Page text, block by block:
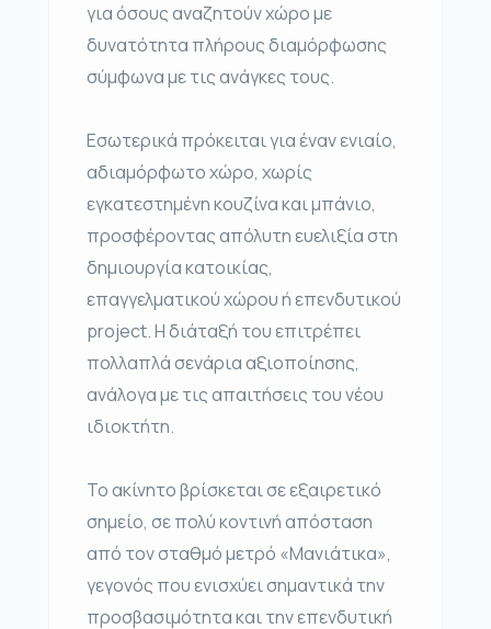
για όσους αναζητούν χώρο με
δυνατότητα πλήρους διαμόρφωσης
σύμφωνα με τις ανάγκες τους.
Εσωτερικά πρόκειται για έναν ενιαίο,
αδιαμόρφωτο χώρο, χωρίς
εγκατεστημένη κουζίνα και μπάνιο,
προσφέροντας απόλυτη ευελιξία στη
δημιουργία κατοικίας,
επαγγελματικού χώρου ή επενδυτικού
project. Η διάταξή του επιτρέπει
πολλαπλά σενάρια αξιοποίησης,
ανάλογα με τις απαιτήσεις του νέου
ιδιοκτήτη.
Το ακίνητο βρίσκεται σε εξαιρετικό
σημείο, σε πολύ κοντινή απόσταση
από τον σταθμό μετρό «Μανιάτικα»,
γεγονός που ενισχύει σημαντικά την
προσβασιμότητα και την επενδυτική